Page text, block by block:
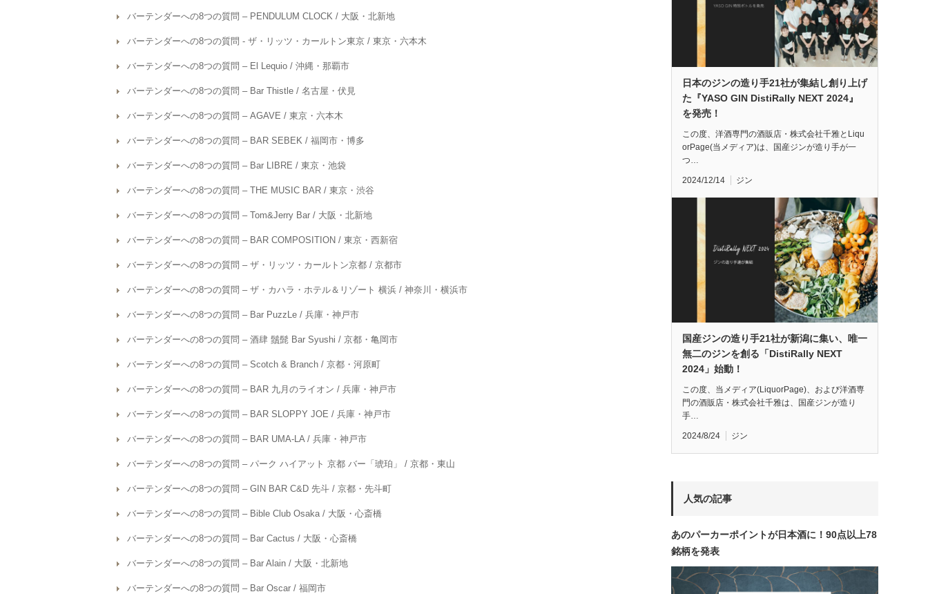
バーテンダーへの8つの質問 – PENDULUM CLOCK / 大阪・北新地
バーテンダーへの8つの質問 - ザ・リッツ・カールトン東京 / 東京・六本木
バーテンダーへの8つの質問 – El Lequio / 沖縄・那覇市
バーテンダーへの8つの質問 – Bar Thistle / 名古屋・伏見
バーテンダーへの8つの質問 – AGAVE / 東京・六本木
バーテンダーへの8つの質問 – BAR SEBEK / 福岡市・博多
バーテンダーへの8つの質問 – Bar LIBRE / 東京・池袋
バーテンダーへの8つの質問 – THE MUSIC BAR / 東京・渋谷
バーテンダーへの8つの質問 – Tom&Jerry Bar / 大阪・北新地
バーテンダーへの8つの質問 – BAR COMPOSITION / 東京・西新宿
バーテンダーへの8つの質問 – ザ・リッツ・カールトン京都 / 京都市
バーテンダーへの8つの質問 – ザ・カハラ・ホテル＆リゾート 横浜 / 神奈川・横浜市
バーテンダーへの8つの質問 – Bar PuzzLe / 兵庫・神戸市
バーテンダーへの8つの質問 – 酒肆 鬚髭 Bar Syushi / 京都・亀岡市
バーテンダーへの8つの質問 – Scotch & Branch / 京都・河原町
バーテンダーへの8つの質問 – BAR 九月のライオン / 兵庫・神戸市
バーテンダーへの8つの質問 – BAR SLOPPY JOE / 兵庫・神戸市
バーテンダーへの8つの質問 – BAR UMA-LA / 兵庫・神戸市
バーテンダーへの8つの質問 – パーク ハイアット 京都 バー「琥珀」 / 京都・東山
バーテンダーへの8つの質問 – GIN BAR C&D 先斗 / 京都・先斗町
バーテンダーへの8つの質問 – Bible Club Osaka / 大阪・心斎橋
バーテンダーへの8つの質問 – Bar Cactus / 大阪・心斎橋
バーテンダーへの8つの質問 – Bar Alain / 大阪・北新地
バーテンダーへの8つの質問 – Bar Oscar / 福岡市
日本のジンの造り手21社が集結し創り上げ
た『YASO GIN DistiRally NEXT 2024』
を発売！
この度、洋酒専門の酒販店・株式会社千雅とLiqu
orPage(当メディア)は、国産ジンが造り手が一
つ…
2024/12/14 ジン
国産ジンの造り手21社が新潟に集い、唯一
無二のジンを創る「DistiRally NEXT
2024」始動！
この度、当メディア(LiquorPage)、および洋酒専
門の酒販店・株式会社千雅は、国産ジンが造り
手…
2024/8/24 ジン
人気の記事
あのパーカーポイントが日本酒に！90点以上78
銘柄を発表